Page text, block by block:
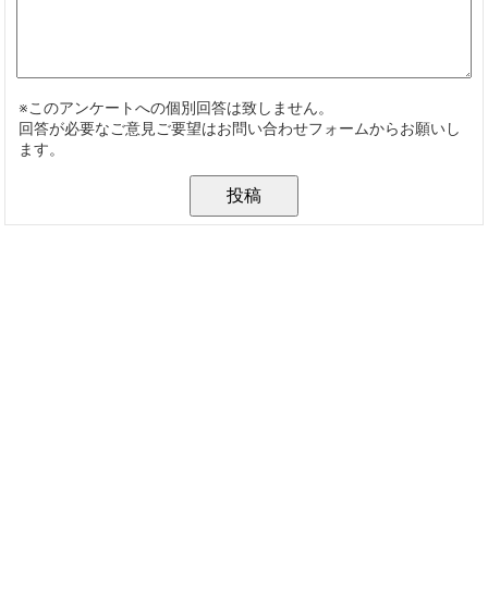
※このアンケートへの個別回答は致しません。
回答が必要なご意見ご要望はお問い合わせフォームからお願いし
ます。